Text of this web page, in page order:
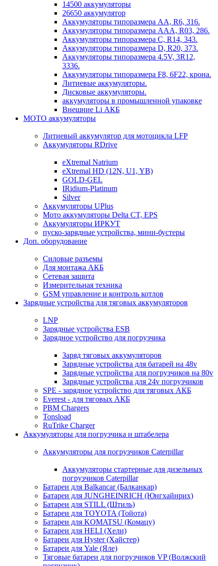
14500 аккумуляторы
26650 аккумулятор
Аккумуляторы типоразмера АА, R6, 316.
Аккумуляторы типоразмера ААА, R03, 286.
Аккумуляторы типоразмера С, R14, 343.
Аккумуляторы типоразмера D, R20, 373.
Аккумуляторы типоразмера 4.5V, 3R12,
3336.
Аккумуляторы типоразмера F8, 6F22, крона.
Литиевые аккумуляторы.
Дисковые аккумуляторы.
аккумуляторы в промышленной упаковке
Внешние Li АКБ
МОТО аккумуляторы
Литиевый аккумулятор для мотоцикла LFP
Аккумуляторы RDrive
eXtremal Natrium
eXtremal HD (12N, U1, YB)
GOLD-GEL
IRidium-Platinum
Silver
Аккумуляторы UPlus
Мото аккумуляторы Delta CT, EPS
Аккумуляторы ИРКУТ
пуско-зарядные устройства, мини-бустеры
Доп. оборудование
Силовые разъемы
Для монтажа АКБ
Сетевая защита
Измерительная техника
GSM управление и контроль котлов
Зарядные устройства для тяговых аккумуляторов
LNP
Зарядные устройства ESB
Зарядное устройство для погрузчика
Заряд тяговых аккумуляторов
Зарядные устройства для батарей на 48v
Зарядные устройства для погрузчиков на 80v
Зарядные устройства для 24v погрузчиков
SPE - зарядное устройство для тяговых АКБ
Everest - для тяговых АКБ
PBM Chargers
Tonsload
RuTrike Charger
Аккумуляторы для погрузчика и штабелера
Аккумуляторы для погрузчиков Caterpillar
Аккумуляторы стартерные для дизельных
погрузчиков Caterpillar
Батареи для Balkancar (Балканкар)
Батареи для JUNGHEINRICH (Юнгхайнрих)
Батареи для STILL (Штиль)
Батареи для TOYOTA (Тойота)
Батареи для KOMATSU (Комацу)
Батареи для HELI (Хели)
Батареи для Hyster (Хайстер)
Батареи для Yale (Яле)
Тяговые батареи для погрузчиков VP (Волжский